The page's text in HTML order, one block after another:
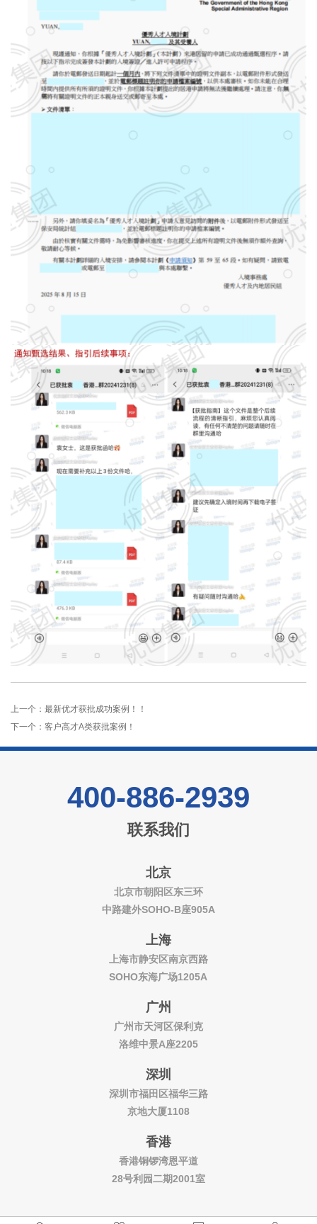
上一个： 最新优才获批成功案例！！
下一个： 客户高才A类获批案例！
400-886-2939
联系我们
北京
北京市朝阳区东三环
中路建外SOHO-B座905A
上海
上海市静安区南京西路
SOHO东海广场1205A
广州
广州市天河区保利克
洛维中景A座2205
深圳
深圳市福田区福华三路
京地大厦1108
香港
香港铜锣湾恩平道
28号利园二期2001室